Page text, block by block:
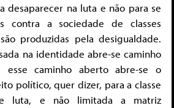
desaparecer na luta e não para se
contra a sociedade de classes
produzidas pela desigualdade.
na identidade abre-se caminho
caminho aberto abre-se o
político, quer dizer, para a classe
luta, e não limitada a matriz